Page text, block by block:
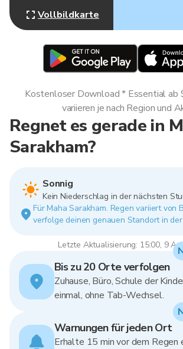
Vollbildkarte
Regnet es gerade in
Sarakham?
Sonnig
Kein Niederschlag in der nächsten
Für Maha Sarakham. Regen variiert von
verfolge deinen genauen Standort in
Letzte Aktualisierung: 15:00, 9
Kostenloser Download * Essential ab
variieren je nach Region und
Bis zu 20 Orte verfolgen
Zuhause, Büro, Schule der
einmal, ohne Tab-Wechsel.
Warnungen für jeden Ort
Erhalte 15 min vor dem Regen